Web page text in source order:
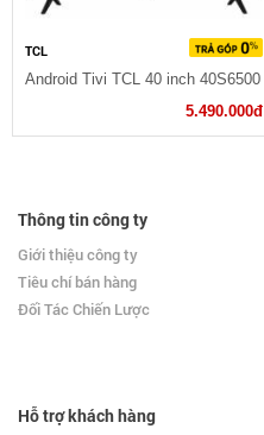
TCL
Android Tivi TCL 40 inch 40S6500
5.490.000đ
Thông tin công ty
Giới thiệu công ty
Tiêu chí bán hàng
Đối Tác Chiến Lược
Hỗ trợ khách hàng